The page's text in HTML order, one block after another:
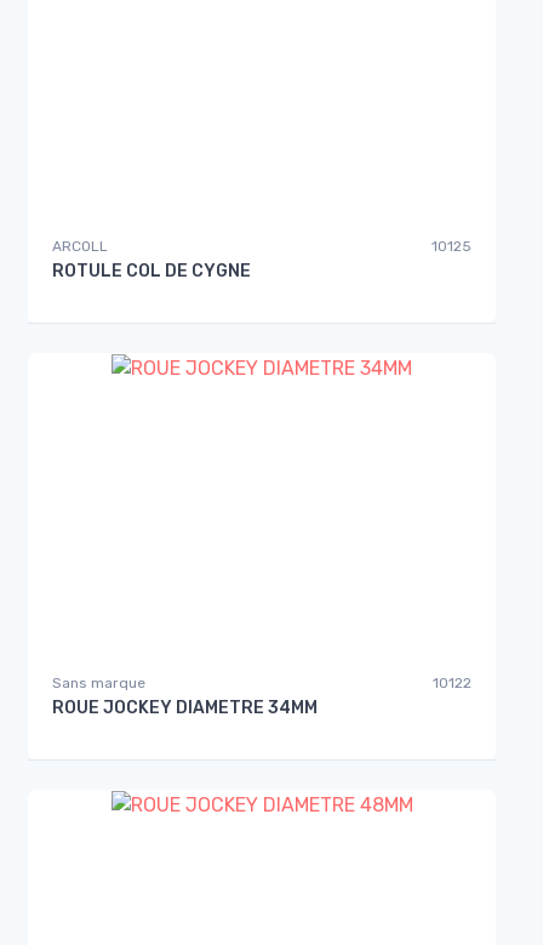
ARCOLL 10125
ROTULE COL DE CYGNE
Sans marque 10122
ROUE JOCKEY DIAMETRE 34MM